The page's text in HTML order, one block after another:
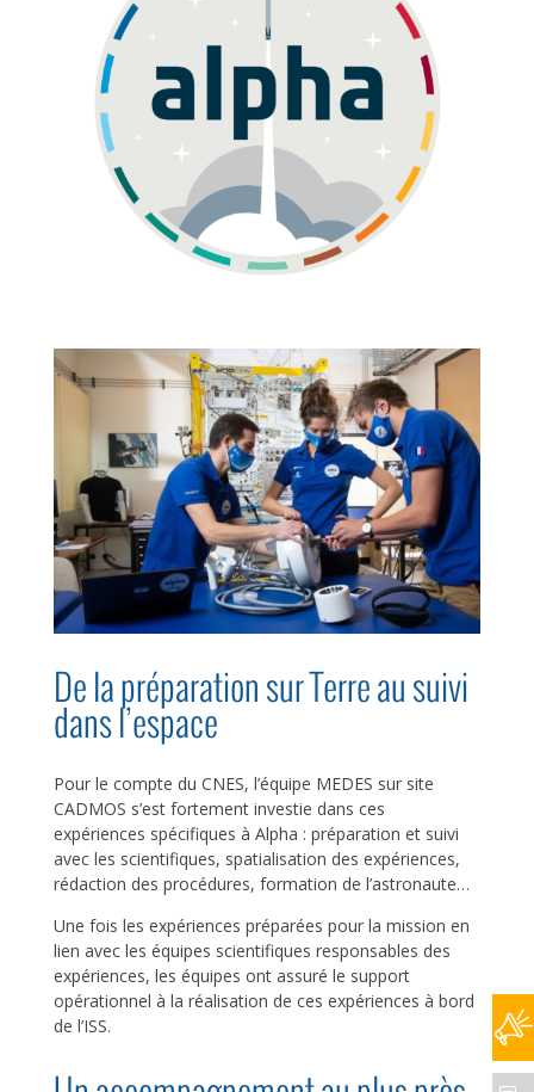
De la préparation sur Terre au suivi
dans l’espace
Pour le compte du CNES, l’équipe MEDES sur site
CADMOS s’est fortement investie dans ces
expériences spécifiques à Alpha : préparation et suivi
avec les scientifiques, spatialisation des expériences,
rédaction des procédures, formation de l’astronaute…
Une fois les expériences préparées pour la mission en
lien avec les équipes scientifiques responsables des
expériences, les équipes ont assuré le support
opérationnel à la réalisation de ces expériences à bord
de l’ISS.